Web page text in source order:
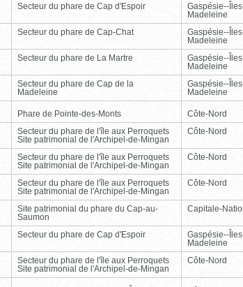
Secteur du phare de Cap d'Espoir
Gaspésie--
Madeleine
Secteur du phare de Cap-Chat
Gaspésie--
Madeleine
Secteur du phare de La Martre
Gaspésie--
Madeleine
Secteur du phare de Cap de la
Madeleine
Gaspésie--
Madeleine
Phare de Pointe-des-Monts Côte-Nord
Secteur du phare de l'île aux Perroquets
Site patrimonial de l'Archipel-de-Mingan
Côte-Nord
Secteur du phare de l'île aux Perroquets
Site patrimonial de l'Archipel-de-Mingan
Côte-Nord
Secteur du phare de l'île aux Perroquets
Site patrimonial de l'Archipel-de-Mingan
Côte-Nord
Site patrimonial du phare du Cap-au-
Saumon
Capitale-
Secteur du phare de Cap d'Espoir
Gaspésie--
Madeleine
Secteur du phare de l'île aux Perroquets
Site patrimonial de l'Archipel-de-Mingan
Côte-Nord